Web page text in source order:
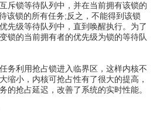
斥锁等待队列中，并在当前拥有该锁的
该锁的所有任务;反之，不能得到该锁
先级等待队列中，直到唤醒执行。为了
锁的当前拥有者的优先级为锁的等待队
务利用抢占锁进入临界区，这样内核不
缩小，内核可抢占性有了很大的提高，
的抢占延迟，改善了系统的实时性能。